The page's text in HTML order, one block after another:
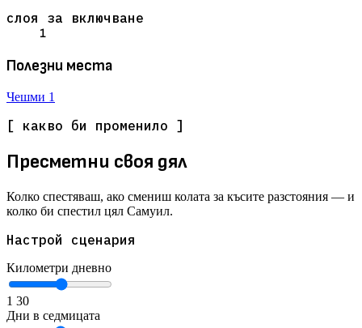
слоя за включване
1
Полезни места
Чешми 1
[ какво би променило ]
Пресметни своя дял
Колко спестяваш, ако смениш колата за късите разстояния — и
колко би спестил цял Самуил.
Настрой сценария
Километри дневно
1 30
Дни в седмицата